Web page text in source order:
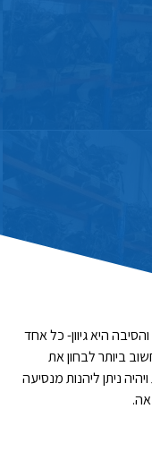
היא גיוון- כל אחד
ביותר לבחון את
ניתן ליהנות מנסיעה